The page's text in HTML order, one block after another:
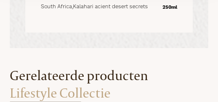
Gerelateerde producten
Lifestyle Collectie
South Africa,Kalahari acient desert secrets 250ml